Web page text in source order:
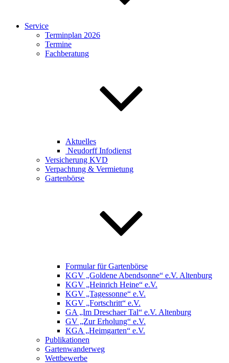
Service
Terminplan 2026
Termine
Fachberatung
Aktuelles
Neudorff Infodienst
Versicherung KVD
Verpachtung & Vermietung
Gartenbörse
Formular für Gartenbörse
KGV „Goldene Abendsonne“ e.V. Altenburg
KGV „Heinrich Heine“ e.V.
KGV „Tagessonne“ e.V.
KGV „Fortschritt“ e.V.
GA „Im Dreschaer Tal“ e.V. Altenburg
GV „Zur Erholung“ e.V.
KGA „Heimgarten“ e.V.
Publikationen
Gartenwanderweg
Wettbewerbe